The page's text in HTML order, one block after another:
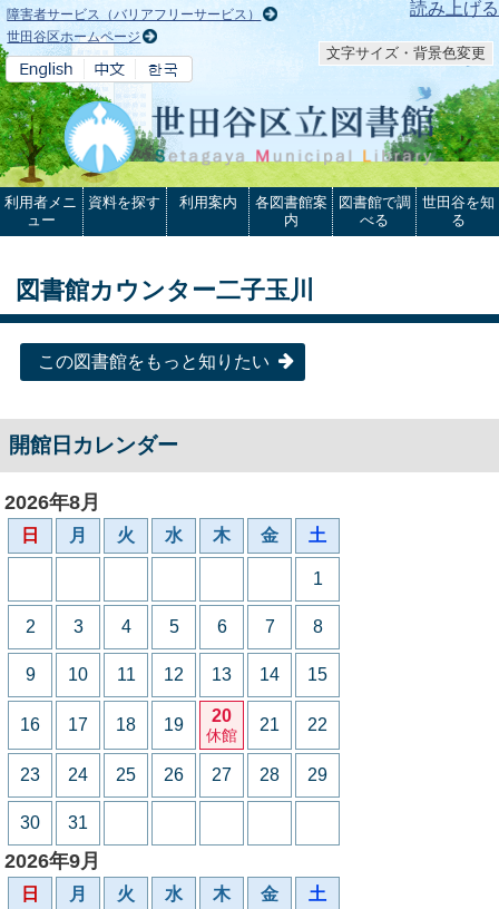
本文へ 読み上げる
障害者サービス（バリアフリーサービス）
世田谷区ホームページ
文字サイズ・背景色変更
利用者メニ
ュー
資料を探す 利用案内
各図書館案
内
図書館で調
べる
世田谷を知
る
図書館カウンター二子玉川
この図書館をもっと知りたい
開館日カレンダー
2026年8月
日 月 火 水 木 金 土
1
2 3 4 5 6 7 8
9 10 11 12 13 14 15
16 17 18 19 20
休館
21 22
23 24 25 26 27 28 29
30 31
2026年9月
日 月 火 水 木 金 土